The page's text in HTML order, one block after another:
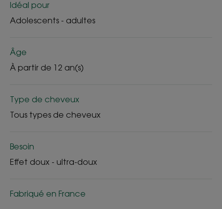
Idéal pour
Adolescents - adultes
Âge
À partir de 12 an(s)
Type de cheveux
Tous types de cheveux
Besoin
Effet doux - ultra-doux
Fabriqué en France